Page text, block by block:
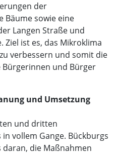
der
Bäume sowie eine
Langen Straße und
Ziel ist es, das Mikroklima
verbessern und somit die
und Bürger
und Umsetzung
und dritten
vollem Gange. Bückburgs
die Maßnahmen